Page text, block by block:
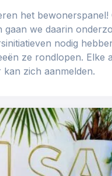
buurt vergroenen,
gemeenschapsfondsen,
uitoefenen,
en
participatie,
het bewonerspanel!
gaan we daarin
nodig
ze rondlopen. Elke
kan zich aanmelden.